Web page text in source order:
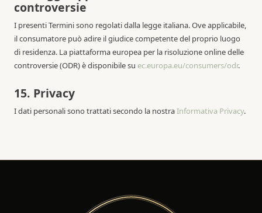
controversie
I presenti Termini sono regolati dalla legge italiana. Ove applicabile,
il consumatore può adire il giudice competente del proprio luogo
di residenza. La piattaforma europea per la risoluzione online delle
controversie (ODR) è disponibile su ec.europa.eu/consumers/odr.
15. Privacy
I dati personali sono trattati secondo la nostraInformativa Privacy.